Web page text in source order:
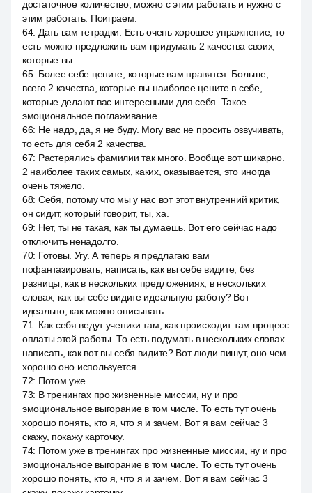
достаточное количество, можно с этим работать и нужно с
этим работать. Поиграем.
64: Дать вам тетрадки. Есть очень хорошее упражнение, то
есть можно предложить вам придумать 2 качества своих,
которые вы
65: Более себе цените, которые вам нравятся. Больше,
всего 2 качества, которые вы наиболее цените в себе,
которые делают вас интересными для себя. Такое
эмоциональное поглаживание.
66: Не надо, да, я не буду. Могу вас не просить озвучивать,
то есть для себя 2 качества.
67: Растерялись фамилии так много. Вообще вот шикарно.
2 наиболее таких самых, каких, оказывается, это иногда
очень тяжело.
68: Себя, потому что мы у нас вот этот внутренний критик,
он сидит, который говорит, ты, ха.
69: Нет, ты не такая, как ты думаешь. Вот его сейчас надо
отключить ненадолго.
70: Готовы. Угу. А теперь я предлагаю вам
пофантазировать, написать, как вы себе видите, без
разницы, как в нескольких предложениях, в нескольких
словах, как вы себе видите идеальную работу? Вот
идеально, как можно описывать.
71: Как себя ведут ученики там, как происходит там процесс
оплаты этой работы. То есть подумать в нескольких словах
написать, как вот вы себя видите? Вот люди пишут, оно чем
хорошо оно используется.
72: Потом уже.
73: В тренингах про жизненные миссии, ну и про
эмоциональное выгорание в том числе. То есть тут очень
хорошо понять, кто я, что я и зачем. Вот я вам сейчас 3
скажу, покажу карточку.
74: Потом уже в тренингах про жизненные миссии, ну и про
эмоциональное выгорание в том числе. То есть тут очень
хорошо понять, кто я, что я и зачем. Вот я вам сейчас 3